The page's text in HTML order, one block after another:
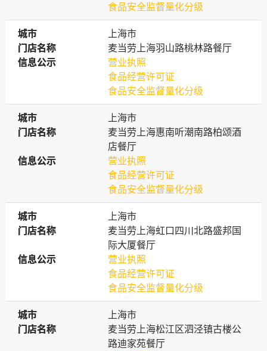
食品安全监督量化分级
城市
城市
上海市
门店名称
门店名称
麦当劳上海羽山路桃林路餐厅
信息公示
信息公示
营业执照
食品经营许可证
食品安全监督量化分级
城市
城市
上海市
门店名称
门店名称
麦当劳上海惠南听潮南路柏颂酒
店餐厅
信息公示
信息公示
营业执照
食品经营许可证
食品安全监督量化分级
城市
城市
上海市
门店名称
门店名称
麦当劳上海虹口四川北路盛邦国
际大厦餐厅
信息公示
信息公示
营业执照
食品经营许可证
食品安全监督量化分级
城市
城市
上海市
门店名称
门店名称
麦当劳上海松江区泗泾镇古楼公
路迪家苑餐厅